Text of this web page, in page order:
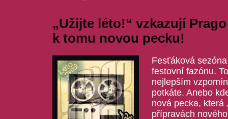
„Užijte léto!“ vzkazují
k tomu novou pecku!
Fesťáková
festovní fazónu.
nejlepším
potkáte. Anebo
nová pecka, která
přípravách